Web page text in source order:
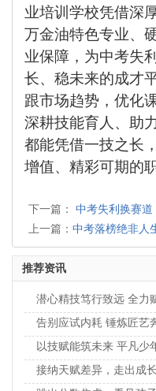
业培训学校凭借深
万金油特色专业、
业保障，为中考失
长、稳未来的成才
跟市场趋势，优化
深耕技能育人、助
都能凭借一技之长
增值、精彩可期的
下一篇： 中考失利换赛
上一篇： 中考落榜绝非人生败笔
推荐资讯